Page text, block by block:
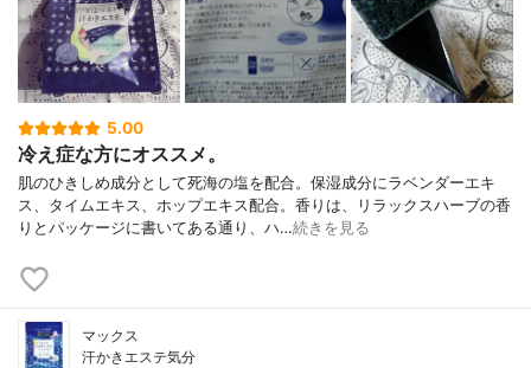
5.00
冷え症な方にオススメ。
肌のひきしめ成分として死海の塩を配合。保湿成分にラベンダーエキ
ス、タイムエキス、ホップエキス配合。香りは、リラックスハーブの香
りとパッケージに書いてある通り、ハ…続きを見る
マックス
汗かきエステ気分